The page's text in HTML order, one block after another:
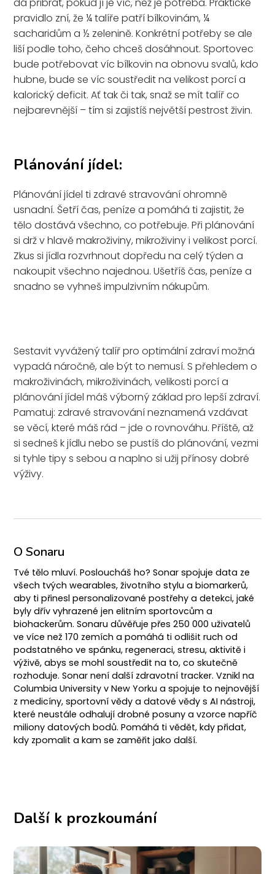
pravidlo zní, že ¼ talíře patří bílkovinám, ¼
sacharidům a ½ zelenině. Konkrétní potřeby se ale
liší podle toho, čeho chceš dosáhnout. Sportovec
bude potřebovat víc bílkovin na obnovu svalů, kdo
hubne, bude se víc soustředit na velikost porcí a
kalorický deficit. Ať tak či tak, snaž se mít talíř co
nejbarevnější – tím si zajistíš největší pestrost živin.
Plánování jídel:
Plánování jídel ti zdravé stravování ohromně
usnadní. Šetří čas, peníze a pomáhá ti zajistit, že
tělo dostává všechno, co potřebuje. Při plánování
si drž v hlavě makroživiny, mikroživiny i velikost porcí.
Zkus si jídla rozvrhnout dopředu na celý týden a
nakoupit všechno najednou. Ušetříš čas, peníze a
snadno se vyhneš impulzivním nákupům.
Sestavit vyvážený talíř pro optimální zdraví možná
vypadá náročně, ale být to nemusí. S přehledem o
makroživinách, mikroživinách, velikosti porcí a
plánování jídel máš výborný základ pro lepší zdraví.
Pamatuj: zdravé stravování neznamená vzdávat
se věcí, které máš rád – jde o rovnováhu. Příště, až
si sedneš k jídlu nebo se pustíš do plánování, vezmi
si tyhle tipy s sebou a naplno si užij přínosy dobré
výživy.
O Sonaru
Tvé tělo mluví. Posloucháš ho? Sonar spojuje data ze
všech tvých wearables, životního stylu a biomarkerů,
aby ti přinesl personalizované postřehy a detekci, jaké
byly dřív vyhrazené jen elitním sportovcům a
biohackerům. Sonaru důvěřuje přes 250 000 uživatelů
ve více než 170 zemích a pomáhá ti odlišit ruch od
podstatného ve spánku, regeneraci, stresu, aktivitě i
výživě, abys se mohl soustředit na to, co skutečně
rozhoduje. Sonar není další zdravotní tracker. Vznikl na
Columbia University v New Yorku a spojuje to nejnovější
z medicíny, sportovní vědy a datové vědy s AI nástroji,
které neustále odhalují drobné posuny a vzorce napříč
miliony datových bodů. Pomáhá ti vědět, kdy přidat,
kdy zpomalit a kam se zaměřit jako další.
Další k prozkoumání